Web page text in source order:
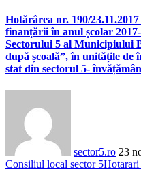
Hotărârea nr. 190/
finanțării în anul școlar
Sectorului 5 al Municipiului
după școală”, în unitățile
stat din sectorul 5-
sector5.ro 23
Consiliul local sector 5Hotarari